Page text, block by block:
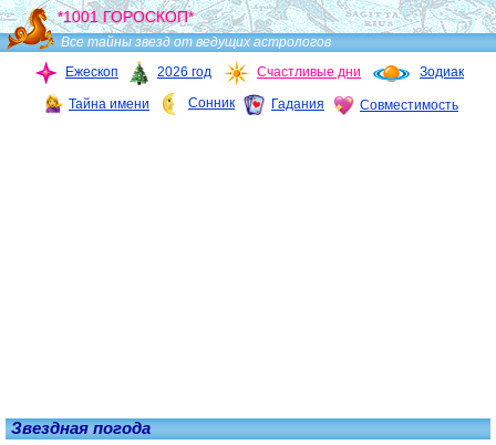
*1001 ГОРОСКОП*
Все тайны звезд от ведущих астрологов
Ежескоп
2026 год Счастливые дни Зодиак
Тайна имени Сонник Гадания Совместимость
Звездная погода